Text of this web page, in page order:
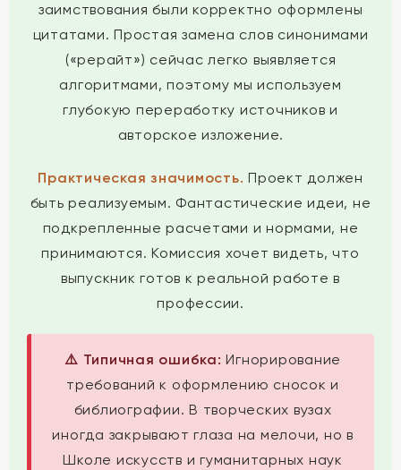
заимствования были корректно оформлены
цитатами. Простая замена слов синонимами
(«рерайт») сейчас легко выявляется
алгоритмами, поэтому мы используем
глубокую переработку источников и
авторское изложение.
Практическая значимость. Проект должен
быть реализуемым. Фантастические идеи, не
подкрепленные расчетами и нормами, не
принимаются. Комиссия хочет видеть, что
выпускник готов к реальной работе в
профессии.
⚠️ Типичная ошибка: Игнорирование
требований к оформлению сносок и
библиографии. В творческих вузах
иногда закрывают глаза на мелочи, но в
Школе искусств и гуманитарных наук